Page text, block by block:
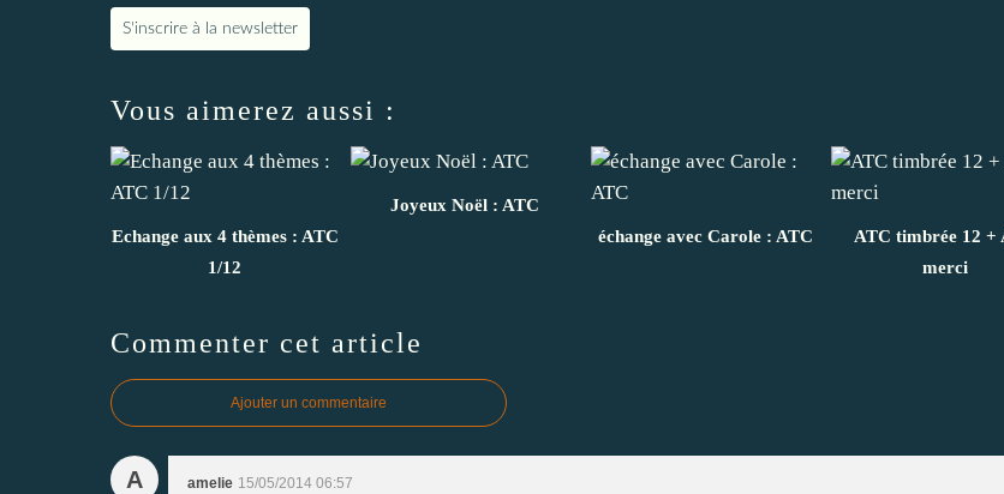
S'inscrire à la newsletter
Vous aimerez aussi :
Echange aux 4 thèmes : ATC
1/12
Joyeux Noël : ATC
échange avec Carole : ATC
ATC timbrée 12 +
merci
Commenter cet article
Ajouter un commentaire
A amelie 15/05/2014 06:57